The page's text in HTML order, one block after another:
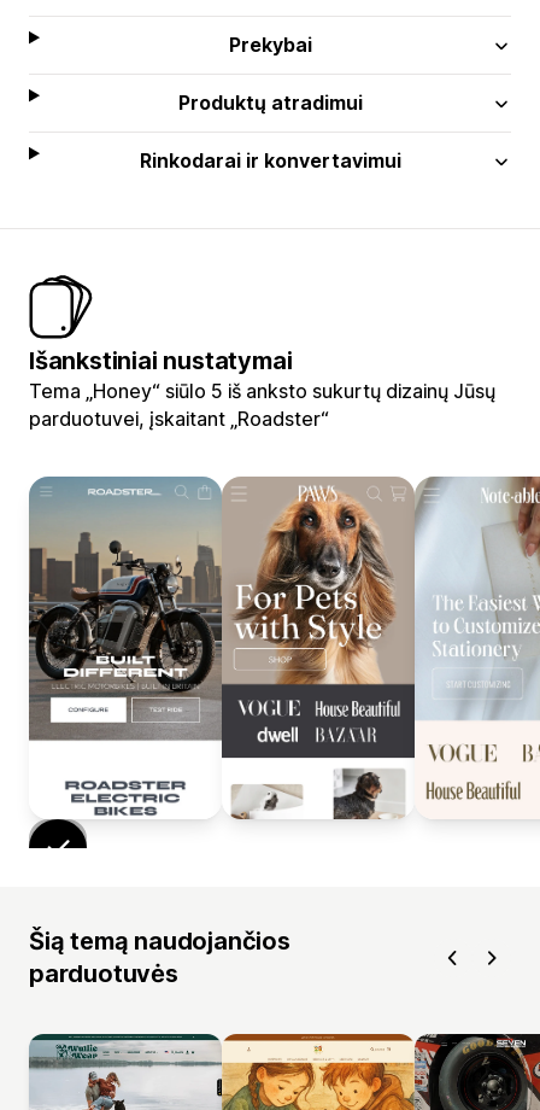
Prekybai
Produktų atradimui
Rinkodarai ir konvertavimui
Išankstiniai nustatymai
Tema „Honey“ siūlo 5 iš anksto sukurtų dizainų Jūsų
parduotuvei, įskaitant „Roadster“
Šią temą naudojančios
parduotuvės